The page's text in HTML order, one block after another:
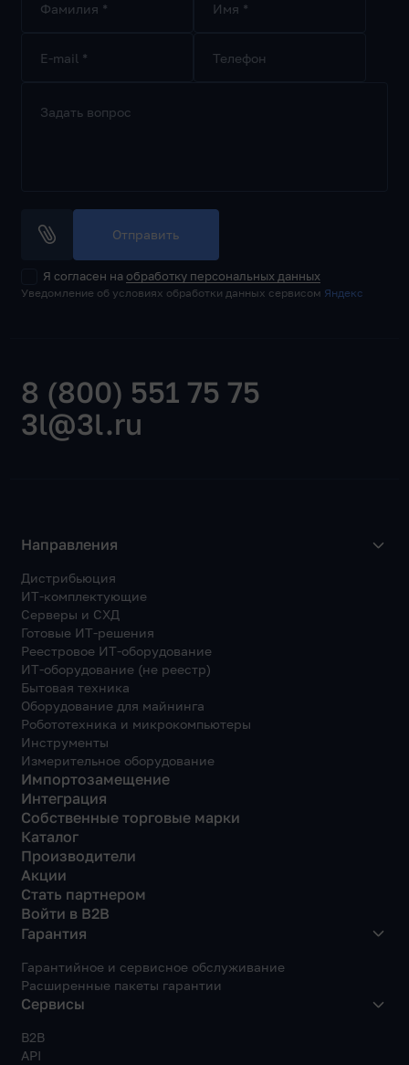
Фамилия * Имя *
E-mail * Телефон
Задать вопрос
Отправить
Я согласен наобработку персональных данных
Уведомление об условиях обработки данных сервисом Яндекс
8 (800) 551 75 75
3l@3l.ru
Направления
Дистрибьюция
ИТ-комплектующие
Серверы и СХД
Готовые ИТ-решения
Реестровое ИТ-оборудование
ИТ-оборудование (не реестр)
Бытовая техника
Оборудование для майнинга
Робототехника и микрокомпьютеры
Инструменты
Измерительное оборудование
Импортозамещение
Интеграция
Собственные торговые марки
Каталог
Производители
Акции
Стать партнером
Войти в B2B
Гарантия
Гарантийное и сервисное обслуживание
Расширенные пакеты гарантии
Сервисы
B2B
API